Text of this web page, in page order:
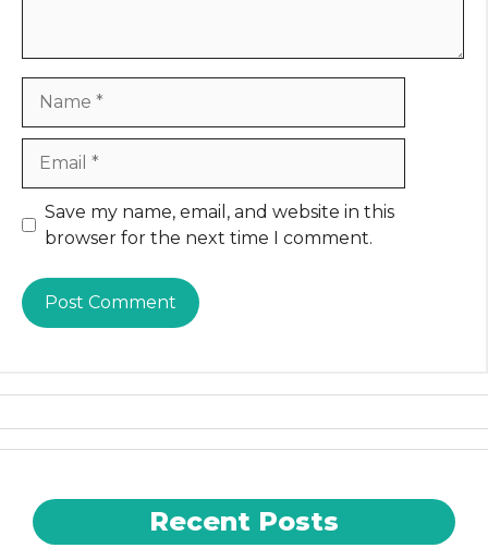
Website
Save my name, email, and website in this
browser for the next time I comment.
Recent Posts